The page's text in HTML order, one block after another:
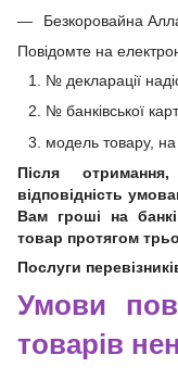
Безкоровайна
Повідомте на
№ декларації
№ банківської
модель товару, на
Після
відповідність
Вам гроші на
товар протягом
Послуги
Умови
товарів